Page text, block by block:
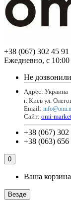
+38 (067) 302 45 91
Ежедневно, с 10:00
Не
Адрес: Украина
г. Киев ул.
Email:
Сайт: omi-
+38 (067) 302
+38 (063) 656
0
Ваша
Везде